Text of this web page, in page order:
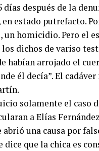
después de la
estado putrefacto.
homicidio. Pero el
dichos de variso
habían arrojado el
él decía”. El
solamente el caso
a Elías
abrió una causa por
dice que la chica es